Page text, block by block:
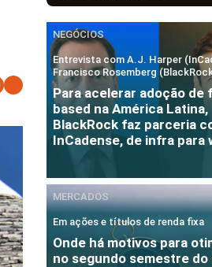
NEGÓCIOS
Entrevista com A.J. Harper
Francisco Rosemberg
Para acelerar adoção de
based na América Latina,
BlackRock faz parceria
InCadense, de infra para
MERCADOS
Em ações e títulos de renda fixa
Onde há motivos para
no segundo semestre do